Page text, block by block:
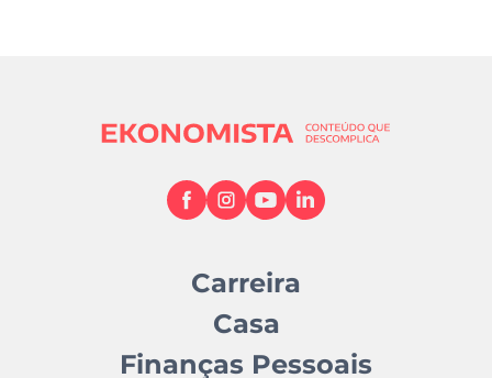
Carreira
Casa
Finanças Pessoais